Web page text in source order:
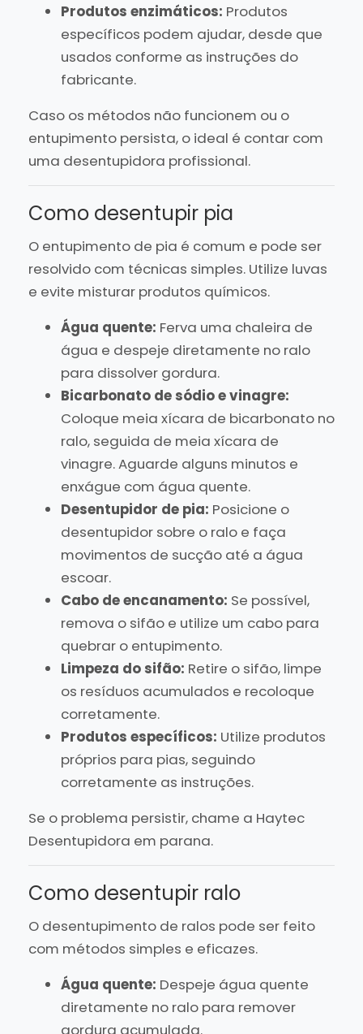
Produtos enzimáticos: Produtos
específicos podem ajudar, desde que
usados conforme as instruções do
fabricante.
Caso os métodos não funcionem ou o
entupimento persista, o ideal é contar com
uma desentupidora profissional.
Como desentupir pia
O entupimento de pia é comum e pode ser
resolvido com técnicas simples. Utilize luvas
e evite misturar produtos químicos.
Água quente: Ferva uma chaleira de
água e despeje diretamente no ralo
para dissolver gordura.
Bicarbonato de sódio e vinagre:
Coloque meia xícara de bicarbonato no
ralo, seguida de meia xícara de
vinagre. Aguarde alguns minutos e
enxágue com água quente.
Desentupidor de pia: Posicione o
desentupidor sobre o ralo e faça
movimentos de sucção até a água
escoar.
Cabo de encanamento: Se possível,
remova o sifão e utilize um cabo para
quebrar o entupimento.
Limpeza do sifão: Retire o sifão, limpe
os resíduos acumulados e recoloque
corretamente.
Produtos específicos: Utilize produtos
próprios para pias, seguindo
corretamente as instruções.
Se o problema persistir, chame a Haytec
Desentupidora em parana.
Como desentupir ralo
O desentupimento de ralos pode ser feito
com métodos simples e eficazes.
Água quente: Despeje água quente
diretamente no ralo para remover